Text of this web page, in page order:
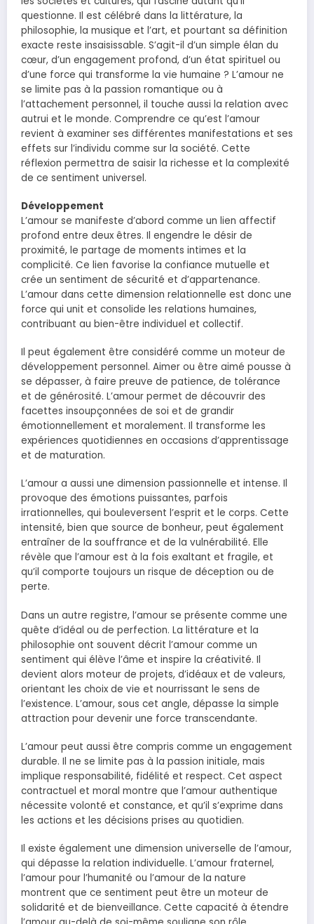
questionne. Il est célébré dans la littérature, la
philosophie, la musique et l’art, et pourtant sa définition
exacte reste insaisissable. S’agit-il d’un simple élan du
cœur, d’un engagement profond, d’un état spirituel ou
d’une force qui transforme la vie humaine ? L’amour ne
se limite pas à la passion romantique ou à
l’attachement personnel, il touche aussi la relation avec
autrui et le monde. Comprendre ce qu’est l’amour
revient à examiner ses différentes manifestations et ses
effets sur l’individu comme sur la société. Cette
réflexion permettra de saisir la richesse et la complexité
de ce sentiment universel.
Développement
L’amour se manifeste d’abord comme un lien affectif
profond entre deux êtres. Il engendre le désir de
proximité, le partage de moments intimes et la
complicité. Ce lien favorise la confiance mutuelle et
crée un sentiment de sécurité et d’appartenance.
L’amour dans cette dimension relationnelle est donc une
force qui unit et consolide les relations humaines,
contribuant au bien-être individuel et collectif.
Il peut également être considéré comme un moteur de
développement personnel. Aimer ou être aimé pousse à
se dépasser, à faire preuve de patience, de tolérance
et de générosité. L’amour permet de découvrir des
facettes insoupçonnées de soi et de grandir
émotionnellement et moralement. Il transforme les
expériences quotidiennes en occasions d’apprentissage
et de maturation.
L’amour a aussi une dimension passionnelle et intense. Il
provoque des émotions puissantes, parfois
irrationnelles, qui bouleversent l’esprit et le corps. Cette
intensité, bien que source de bonheur, peut également
entraîner de la souffrance et de la vulnérabilité. Elle
révèle que l’amour est à la fois exaltant et fragile, et
qu’il comporte toujours un risque de déception ou de
perte.
Dans un autre registre, l’amour se présente comme une
quête d’idéal ou de perfection. La littérature et la
philosophie ont souvent décrit l’amour comme un
sentiment qui élève l’âme et inspire la créativité. Il
devient alors moteur de projets, d’idéaux et de valeurs,
orientant les choix de vie et nourrissant le sens de
l’existence. L’amour, sous cet angle, dépasse la simple
attraction pour devenir une force transcendante.
L’amour peut aussi être compris comme un engagement
durable. Il ne se limite pas à la passion initiale, mais
implique responsabilité, fidélité et respect. Cet aspect
contractuel et moral montre que l’amour authentique
nécessite volonté et constance, et qu’il s’exprime dans
les actions et les décisions prises au quotidien.
Il existe également une dimension universelle de l’amour,
qui dépasse la relation individuelle. L’amour fraternel,
l’amour pour l’humanité ou l’amour de la nature
montrent que ce sentiment peut être un moteur de
solidarité et de bienveillance. Cette capacité à étendre